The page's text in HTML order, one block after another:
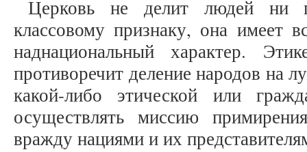
Церковь не делит людей ни
классовому признаку, она имеет
наднациональный характер.
противоречит деление народов на
какой-либо этической или
осуществлять миссию
вражду нациями и их